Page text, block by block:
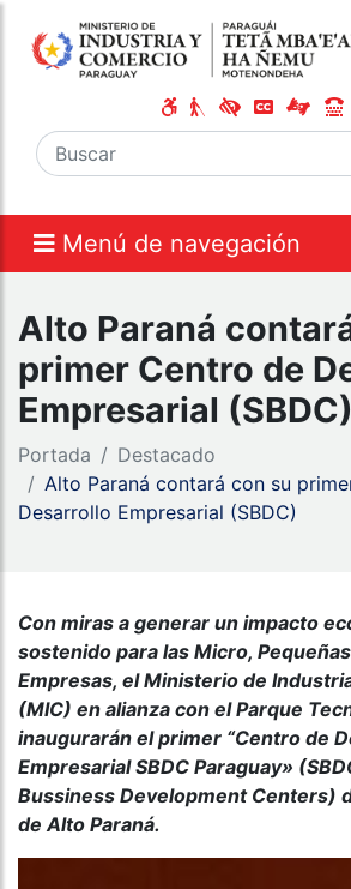
Menú de navegación
Alto Paraná
primer Centro de
Empresarial (SBDC)
Portada
Destacado
Alto Paraná contará con su
Desarrollo Empresarial (SBDC)
Con miras a generar un impacto
sostenido para las Micro,
Empresas, el Ministerio de
(MIC) en alianza con el Parque
inaugurarán el primer “Centro de
Empresarial SBDC Paraguay»
Bussiness Development Centers)
de Alto Paraná.